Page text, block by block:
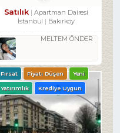
Satılık
Apartman Dairesi
İstanbul
Bakırköy
MELTEM ÖNDER
Fırsat Fiyatı Düşen Yeni
Yatırımlık Krediye Uygun